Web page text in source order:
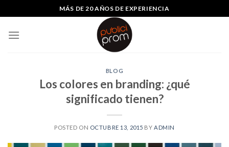
al
contenido
MÁS DE 20 AÑOS DE EXPERIENCIA
BLOG
Los colores en branding: ¿qué
significado tienen?
POSTED ON OCTUBRE 13, 2015 BY ADMIN